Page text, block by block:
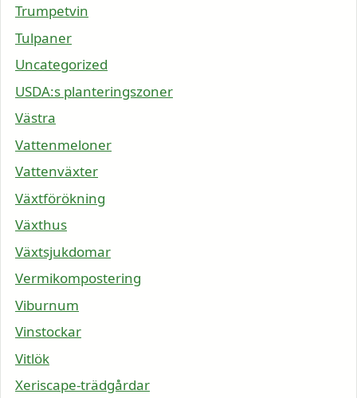
Trumpetvin
Tulpaner
Uncategorized
USDA:s planteringszoner
Västra
Vattenmeloner
Vattenväxter
Växtförökning
Växthus
Växtsjukdomar
Vermikompostering
Viburnum
Vinstockar
Vitlök
Xeriscape-trädgårdar